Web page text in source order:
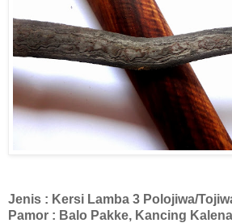
Jenis : Kersi Lamba 3 Polojiwa/
Pamor : Balo Pakke, Kancing Kalena